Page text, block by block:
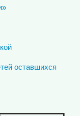
оставшихся